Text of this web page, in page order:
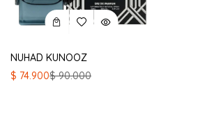
NUHAD KUNOOZ
$90.000
El
$ 74.900
El